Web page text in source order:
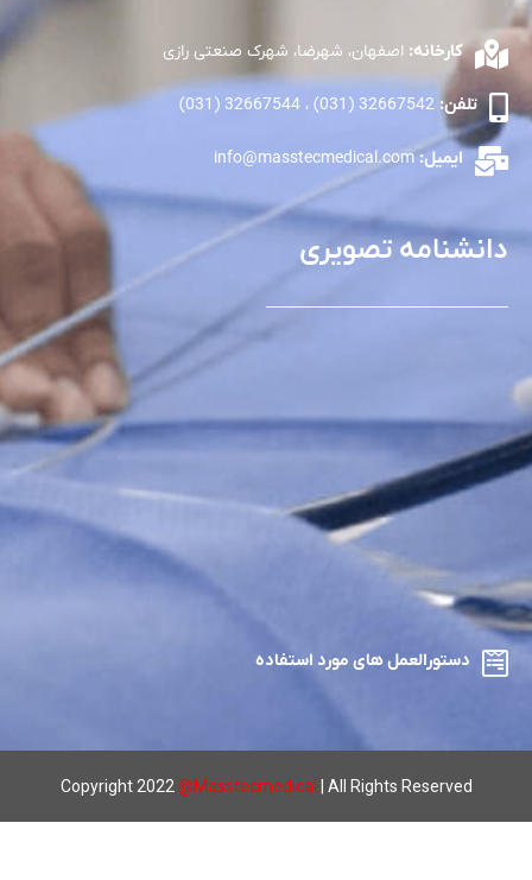
کارخانه: اصفهان، شهرضا، شهرک صنعتی رازی
تلفن:
ایمیل:info@masstecmedical.com
دانشنامه تصویری
دستورالعمل های مورد استفاده
Copyright 2022 @Masstecmedical | All Rights Reserved